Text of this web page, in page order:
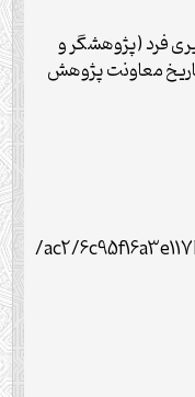
فرد (پژوهشگر و
معاونت پژوهش
ac2/